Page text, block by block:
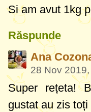
Si am avut 1kg
Răspunde
Ana
28 Nov
Super rețeta!
gustat au zis